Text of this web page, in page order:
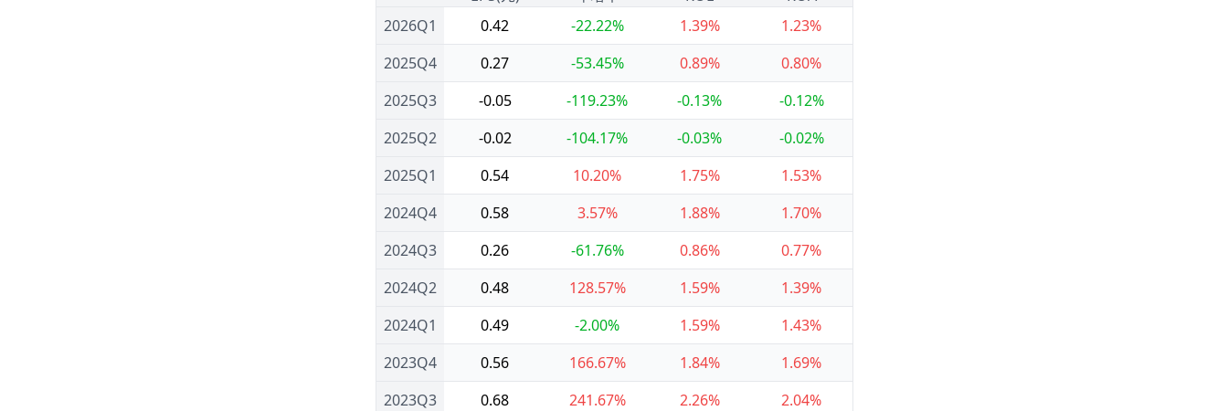
2026Q1
2025Q4
2025Q3
2025Q2
2025Q1
2024Q4
2024Q3
2024Q2
2024Q1
2023Q4
2023Q3
0.42
-22.22% 1.39%
1.23%
0.27
-53.45% 0.89%
0.80%
-0.05
-119.23% -0.13%
-0.12%
-0.02
-104.17% -0.03%
-0.02%
0.54
10.20% 1.75%
1.53%
0.58
3.57% 1.88%
1.70%
0.26
-61.76% 0.86%
0.77%
0.48
128.57% 1.59%
1.39%
0.49
-2.00% 1.59%
1.43%
0.56
166.67% 1.84%
1.69%
0.68
241.67% 2.26%
2.04%